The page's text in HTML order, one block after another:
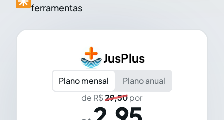
ferramentas
JusPlus
Plano mensal
Plano anual
de R$29,50por